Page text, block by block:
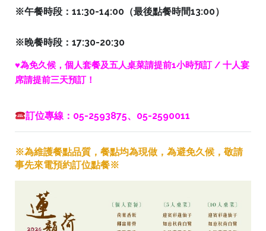
※午餐時段：11:30-14:00（最後點餐時間13:00）
※晚餐時段：17:30-20:30
♥為免久候，個人套餐及五人桌菜請提前1小時預訂 / 十人宴
席請提前三天預訂！
訂位專線：05-2593875、 05-2590011
※為維護餐點品質，餐點均為現做，為避免久候，敬請
事先來電預約訂位點餐※